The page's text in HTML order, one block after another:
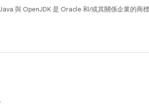
與 OpenJDK 是 Oracle 和/或其關係企業的商